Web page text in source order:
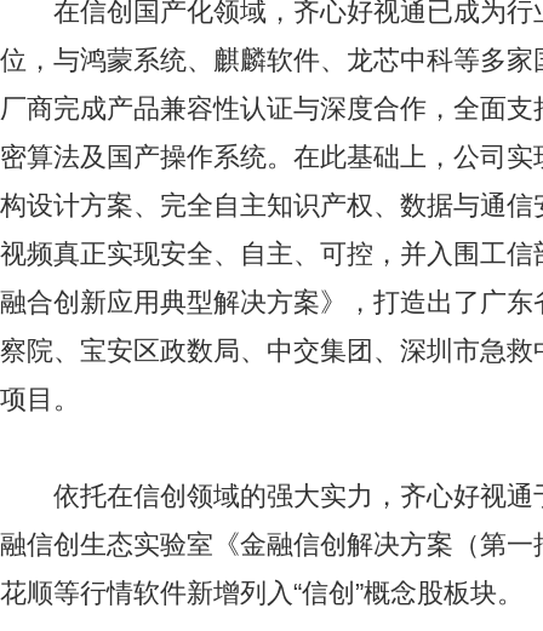
在信创国产化领域，齐心好视通已成为行
位，与鸿蒙系统、麒麟软件、龙芯中科等多
厂商完成产品兼容性认证与深度合作，全面
密算法及国产操作系统。在此基础上，公司
构设计方案、完全自主知识产权、数据与通
视频真正实现安全、自主、可控，并入围工
融合创新应用典型解决方案》，打造出了广
察院、宝安区政数局、中交集团、深圳市急
项目。
依托在信创领域的强大实力，齐心好视通
融信创生态实验室《金融信创解决方案（第
花顺等行情软件新增列入“信创”概念股板块。